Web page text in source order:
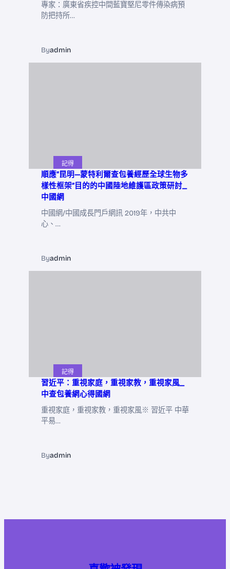
專家：廣東省疾控中間藍寶堅尼零件傳染病預
防把持所…
Byadmin
記得
順應“昆明—蒙特利爾查包養經歷全球生物多
樣性框架”目的的中國陸地維護區政策研討_
中國網
中國網/中國成長門戶網訊 2019年，中共中
心、…
Byadmin
記得
習近平：重視家庭，重視家教，重視家風_
中查包養網心得國網
重視家庭，重視家教，重視家風※ 習近平 中華
平易…
Byadmin